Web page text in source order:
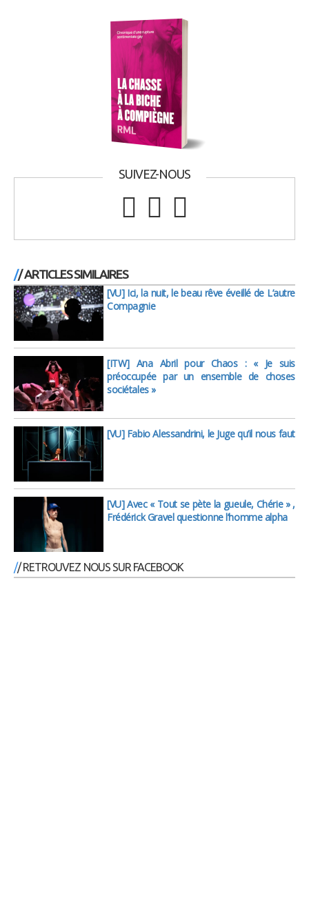
SUIVEZ-NOUS
/ ARTICLES SIMILAIRES
[VU] Ici, la nuit, le beau rêve éveillé de L’autre
Compagnie
[ITW] Ana Abril pour Chaos : « Je suis
préoccupée par un ensemble de choses
sociétales »
[VU] Fabio Alessandrini, le Juge qu’il nous faut
[VU] Avec « Tout se pète la gueule, Chérie » ,
Frédérick Gravel questionne l’homme alpha
/ RETROUVEZ NOUS SUR FACEBOOK